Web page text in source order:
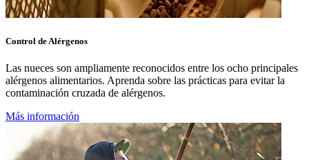
Control de Alérgenos
Las nueces son ampliamente reconocidos entre los ocho principales
alérgenos alimentarios. Aprenda sobre las prácticas para evitar la
contaminación cruzada de alérgenos.
Más información